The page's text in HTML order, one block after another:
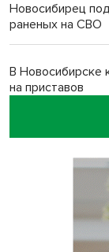
Новосибирец
раненых на СВО
В Новосибирске
на приставов
В Новосибирске
В Новосибирске
пациентов с